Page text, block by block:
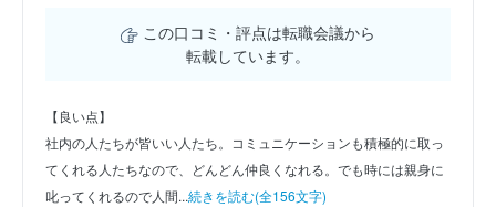
この口コミ・評点は転職会議から
転載しています。
【良い点】
社内の人たちが皆いい人たち。コミュニケーションも積極的に取っ
てくれる人たちなので、どんどん仲良くなれる。でも時には親身に
叱ってくれるので人間...続きを読む(全156文字)